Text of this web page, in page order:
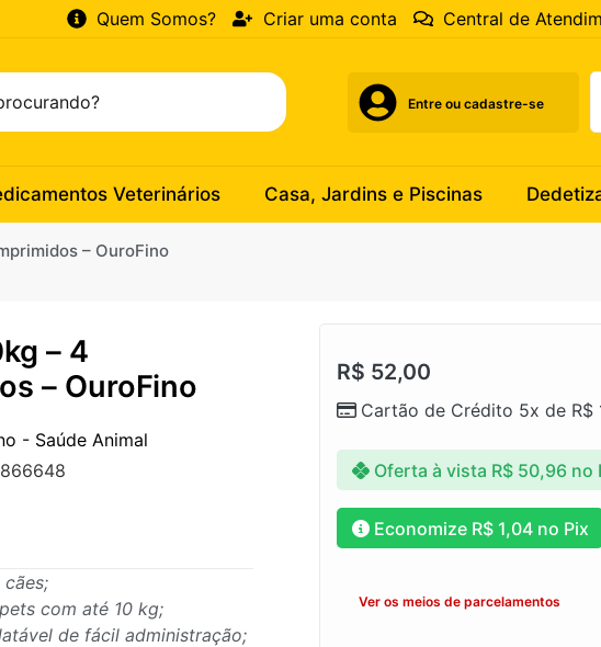
Quem Somos? Criar uma conta Central de
Entre ou cadastre-se
Veterinários Casa, Jardins e Piscinas
– OuroFino
– 4
– OuroFino
- Saúde Animal
com até 10 kg;
de fácil administração;
R$ 52,00
Cartão de Crédito 5x de R$
Oferta à vista R$50,96 no
Economize R$1,04no Pix
Ver os meios de parcelamentos